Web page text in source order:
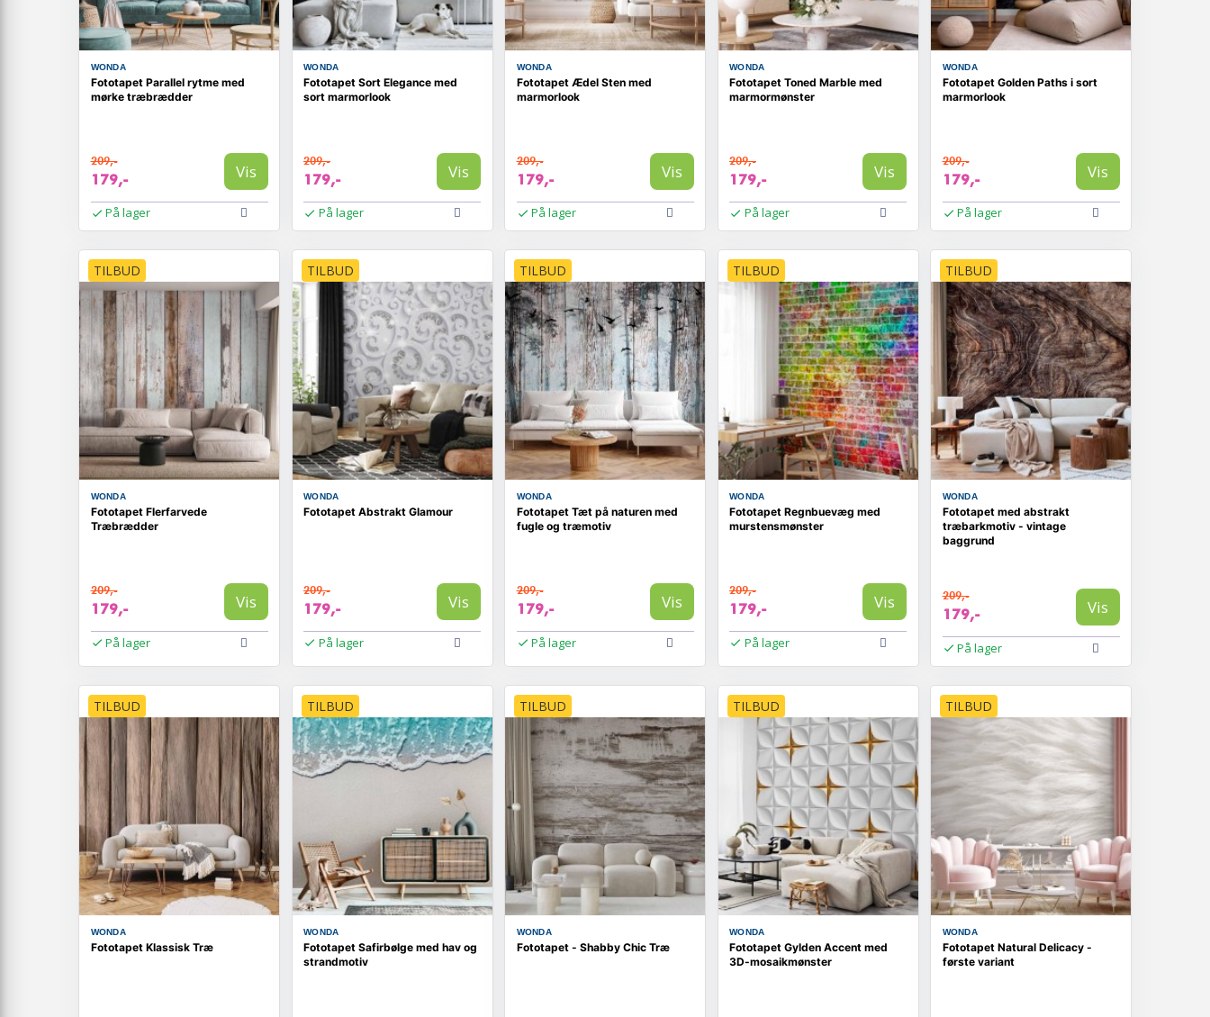
WONDA
Fototapet Parallel rytme med
mørke træbrædder
209,-
179,- Vis
På lager
WONDA
Fototapet Sort Elegance med
sort marmorlook
209,-
179,- Vis
På lager
WONDA
Fototapet Ædel Sten med
marmorlook
209,-
179,- Vis
På lager
WONDA
Fototapet Toned Marble med
marmormønster
209,-
179,- Vis
På lager
WONDA
Fototapet Golden Paths i sort
marmorlook
209,-
179,- Vis
På lager
TILBUD
WONDA
Fototapet Flerfarvede
Træbrædder
209,-
179,- Vis
På lager
TILBUD
WONDA
Fototapet Abstrakt Glamour
209,-
179,- Vis
På lager
TILBUD
WONDA
Fototapet Tæt på naturen med
fugle og træmotiv
209,-
179,- Vis
På lager
TILBUD
WONDA
Fototapet Regnbuevæg med
murstensmønster
209,-
179,- Vis
På lager
TILBUD
WONDA
Fototapet med abstrakt
træbarkmotiv - vintage
baggrund
209,-
179,- Vis
På lager
TILBUD
WONDA
Fototapet Klassisk Træ
TILBUD
WONDA
Fototapet Safirbølge med hav og
strandmotiv
TILBUD
WONDA
Fototapet - Shabby Chic Træ
TILBUD
WONDA
Fototapet Gylden Accent med
3D-mosaikmønster
TILBUD
WONDA
Fototapet Natural Delicacy -
første variant